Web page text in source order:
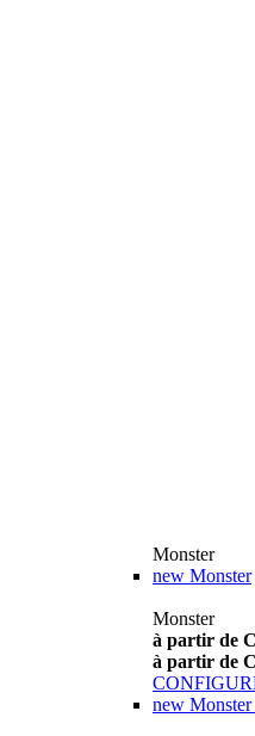
Monster
new Monster
Monster
à partir de
à partir de
new